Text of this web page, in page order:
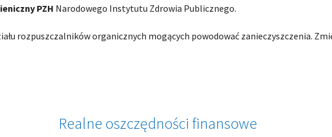
PZH Narodowego Instytutu Zdrowia Publicznego.
rozpuszczalników organicznych mogących powodować zanieczyszczenia.
Realne oszczędności finansowe